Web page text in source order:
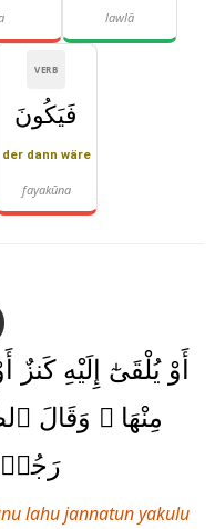
lawlā
VERB
فَيَكُونَ
der dann wäre
fayakūna
أَوْ يُلْقَىٰٓ إِلَيْهِ
مِنْهَا ۚ وَقَالَ
lahu jannatun yakulu